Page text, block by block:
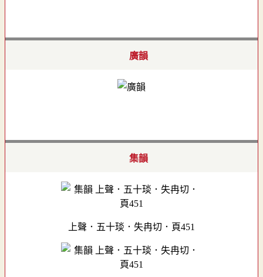
廣韻
集韻
上聲．五十琰．失冉切．頁451